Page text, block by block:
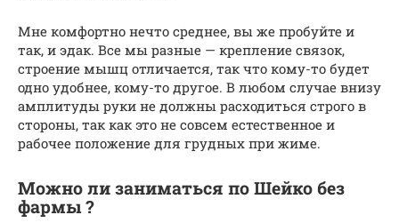
Мне комфортно нечто среднее, вы же пробуйте и
так, и эдак. Все мы разные — крепление связок,
строение мышц отличается, так что кому-то будет
одно удобнее, кому-то другое. В любом случае внизу
амплитуды руки не должны расходиться строго в
стороны, так как это не совсем естественное и
рабочее положение для грудных при жиме.
Можно ли заниматься по Шейко без
фармы ?